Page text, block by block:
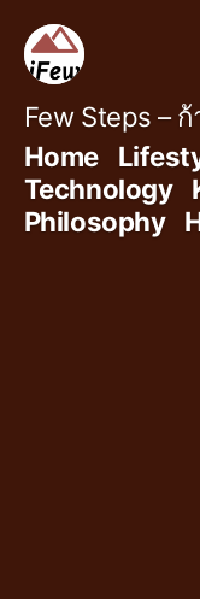
content
Few Steps –
Home
Technology
Philosophy